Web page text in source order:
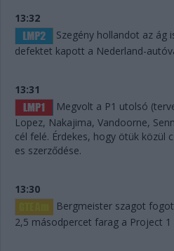
13:32
Szegény hollandot az ág
defektet kapott a Nederland-
13:31
Megvolt a P1 utolsó
Lopez, Nakajima, Vandoorne,
cél felé. Érdekes, hogy ötük közül
es szerződése.
13:30
Bergmeister szagot
2,5 másodpercet farag a Project 1